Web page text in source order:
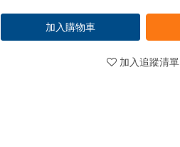
加入購物車
加入追蹤清單